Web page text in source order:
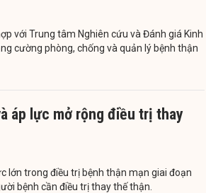
với Trung tâm Nghiên cứu và Đánh giá Kinh
cường phòng, chống và quản lý bệnh thận
áp lực mở rộng điều trị thay
lớn trong điều trị bệnh thận mạn giai đoạn
bệnh cần điều trị thay thế thận.